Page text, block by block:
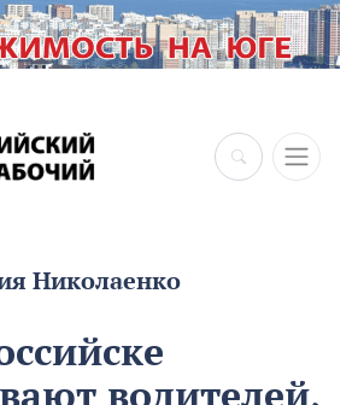
×
Николаенко
водителей,